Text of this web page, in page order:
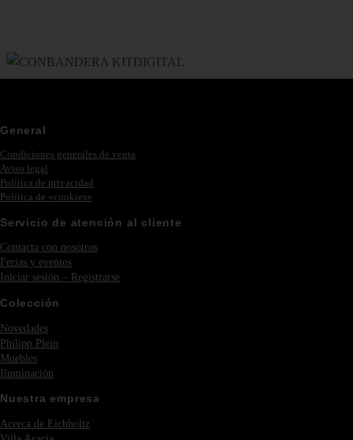
General
Condiciones generales de venta
Aviso legal
Política de privacidad
Política de «cookies»
Servicio de atención al cliente
Contacta con nosotros
Ferias y eventos
Iniciar sesión – Registrarse
Colección
Novedades
Philipp Plein
Muebles
Iluminación
Nuestra empresa
Acerca de Eichholtz